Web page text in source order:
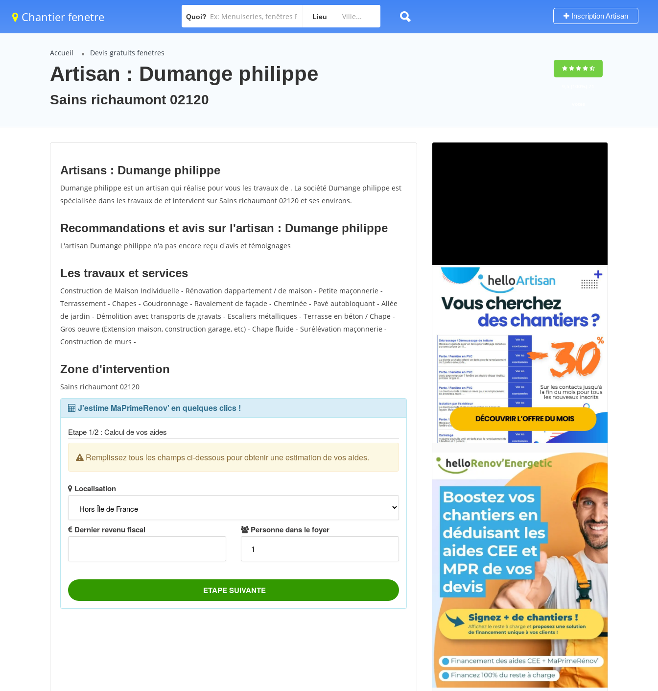
Chantier fenetre Quoi? Lieu Inscription Artisan
Accueil Devis gratuits fenetres
Artisan : Dumange philippe
Sains richaumont 02120
Artisans : Dumange philippe
Dumange philippe est un artisan qui réalise pour vous les travaux de . La société Dumange philippe est
spécialisée dans les travaux de et intervient sur Sains richaumont 02120 et ses environs.
Recommandations et avis sur l'artisan : Dumange philippe
L'artisan Dumange philippe n'a pas encore reçu d'avis et témoignages
Les travaux et services
Construction de Maison Individuelle - Rénovation dappartement / de maison - Petite maçonnerie -
Terrassement - Chapes - Goudronnage - Ravalement de façade - Cheminée - Pavé autobloquant - Allée
de jardin - Démolition avec transports de gravats - Escaliers métalliques - Terrasse en béton / Chape -
Gros oeuvre (Extension maison, construction garage, etc) - Chape fluide - Surélévation maçonnerie -
Construction de murs -
Zone d'intervention
Sains richaumont 02120